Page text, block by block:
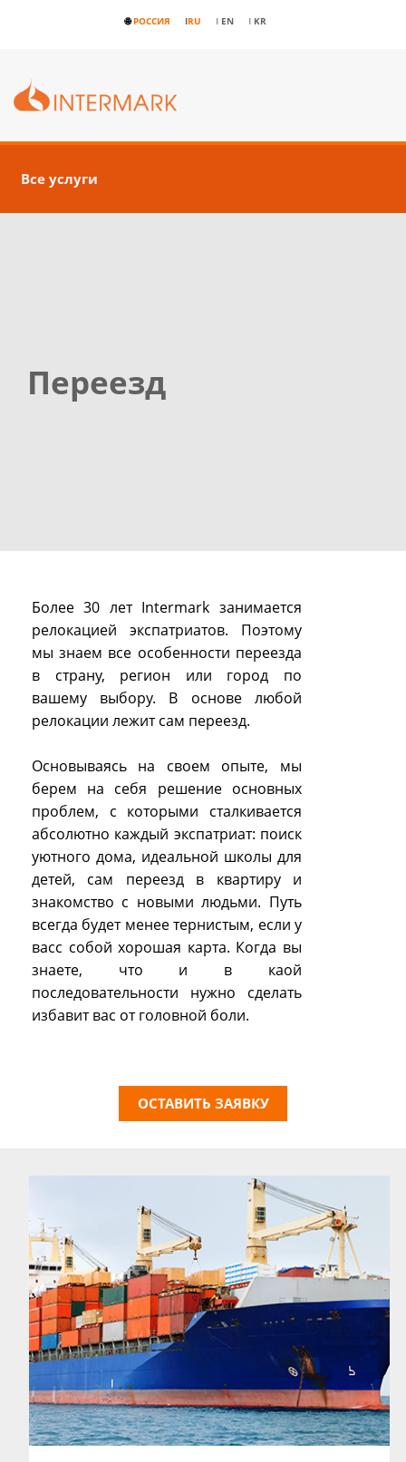
🌐РОССИЯ IRU I EN I KR
Все услуги
Переезд
Более 30 лет Intermark занимается
релокацией экспатриатов. Поэтому
мы знаем все особенности переезда
в страну, регион или город по
вашему выбору. В основе любой
релокации лежит сам переезд.
Основываясь на своем опыте, мы
берем на себя решение основных
проблем, с которыми сталкивается
абсолютно каждый экспатриат: поиск
уютного дома, идеальной школы для
детей, сам переезд в квартиру и
знакомство с новыми людьми. Путь
всегда будет менее тернистым, если у
васс собой хорошая карта. Когда вы
знаете, что и в каой
последовательности нужно сделать
избавит вас от головной боли.
ОСТАВИТЬ ЗАЯВКУ